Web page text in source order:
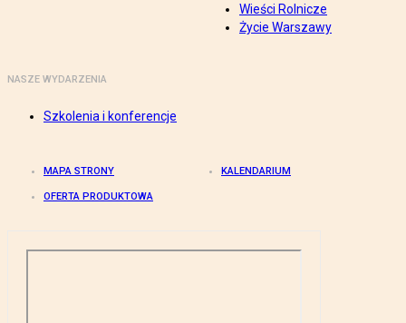
Wieści Rolnicze
Życie Warszawy
NASZE WYDARZENIA
Szkolenia i konferencje
MAPA STRONY KALENDARIUM
OFERTA PRODUKTOWA